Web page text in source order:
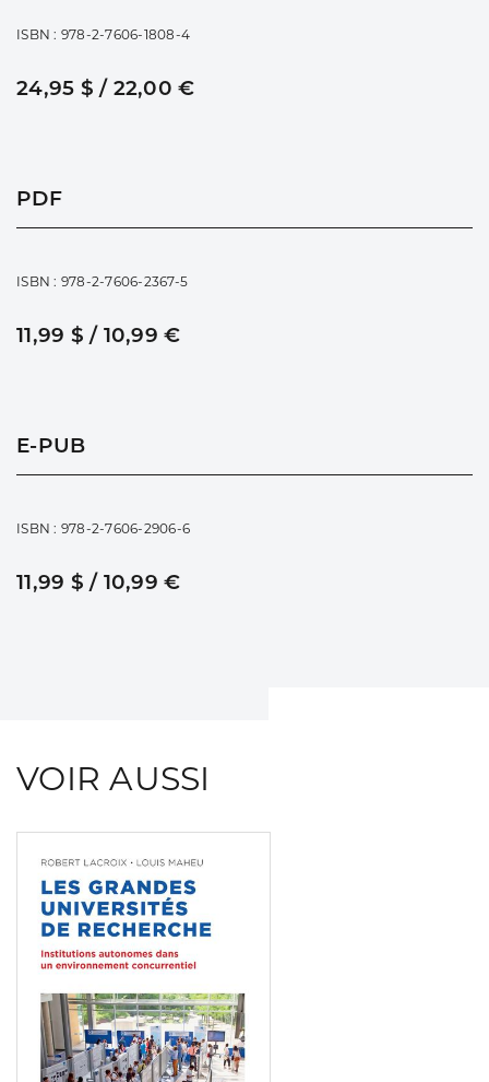
ISBN : 978-2-7606-1808-4
24,95 $ / 22,00 €
PDF
ISBN : 978-2-7606-2367-5
11,99 $ / 10,99 €
E-PUB
ISBN : 978-2-7606-2906-6
11,99 $ / 10,99 €
VOIR AUSSI